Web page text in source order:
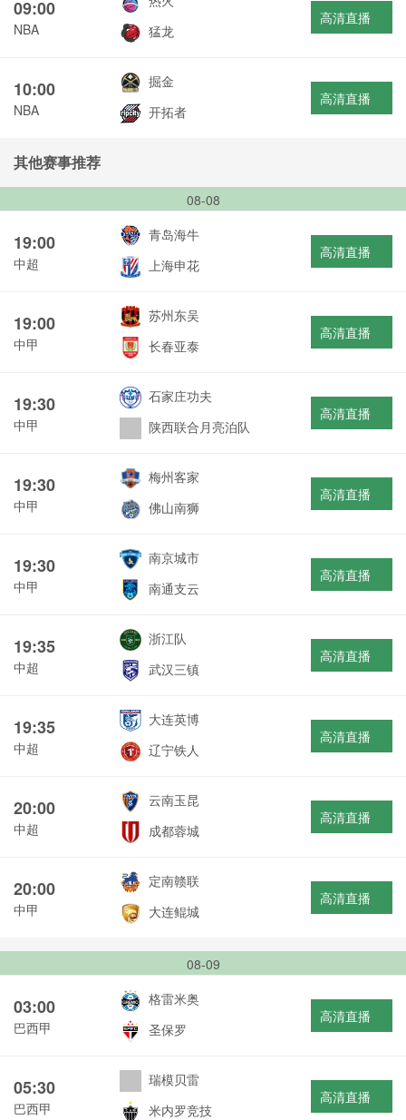
09:00
NBA
猛龙
高清直播
10:00
NBA
掘金
开拓者
高清直播
其他赛事推荐
08-08
19:00
中超
青岛海牛
上海申花
高清直播
19:00
中甲
苏州东吴
长春亚泰
高清直播
19:30
中甲
石家庄功夫
陕西联合月亮泊队
高清直播
19:30
中甲
梅州客家
佛山南狮
高清直播
19:30
中甲
南京城市
南通支云
高清直播
19:35
中超
浙江队
武汉三镇
高清直播
19:35
中超
大连英博
辽宁铁人
高清直播
20:00
中超
云南玉昆
成都蓉城
高清直播
20:00
中甲
定南赣联
大连鲲城
高清直播
08-09
03:00
巴西甲
格雷米奥
圣保罗
高清直播
05:30
巴西甲
瑞模贝雷
米内罗竞技
高清直播